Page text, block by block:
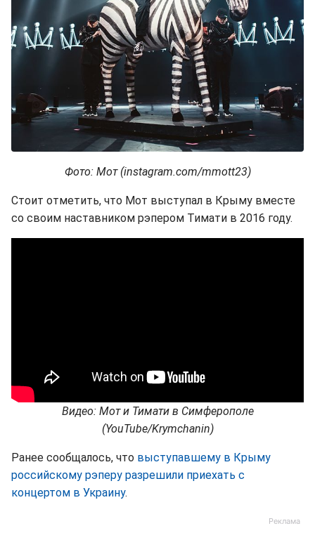
Фото: Мот (instagram.com/mmott23)
Стоит отметить, что Мот выступал в Крыму вместе
со своим наставником рэпером Тимати в 2016 году.
Видео: Мот и Тимати в Симферополе
(YouTube/Krymchanin)
Ранее сообщалось, что выступавшему в Крыму
российскому рэперу разрешили приехать с
концертом в Украину.